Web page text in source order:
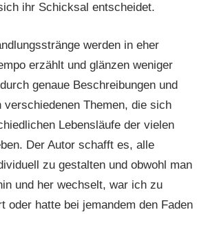
ihr Schicksal entscheidet.
werden in eher
erzählt und glänzen weniger
genaue Beschreibungen und
verschiedenen Themen, die sich
Lebensläufe der vielen
Der Autor schafft es, alle
zu gestalten und obwohl man
und her wechselt, war ich zu
oder hatte bei jemandem den Faden